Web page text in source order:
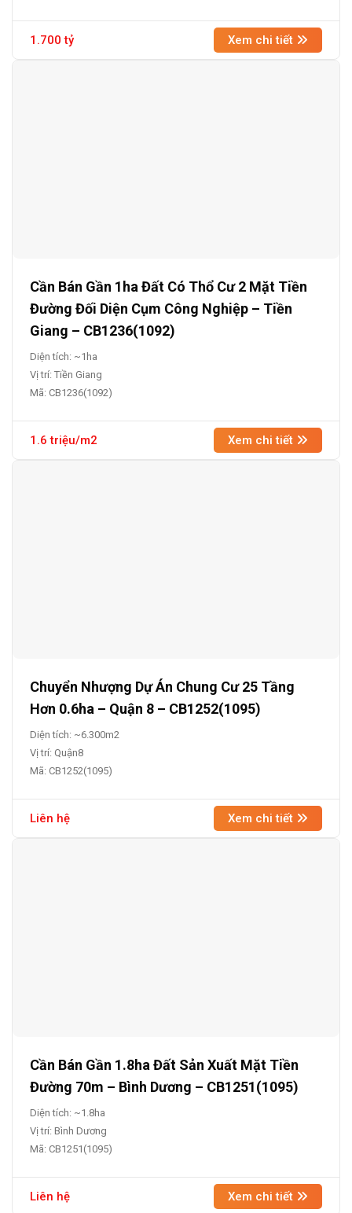
1.700 tỷ Xem chi tiết
Cần Bán Gần 1ha Đất Có Thổ Cư 2 Mặt Tiền
Đường Đối Diện Cụm Công Nghiệp – Tiền
Giang – CB1236(1092)
Diện tích: ~1ha
Vị trí: Tiền Giang
Mã: CB1236(1092)
1.6 triệu/m2 Xem chi tiết
Chuyển Nhượng Dự Án Chung Cư 25 Tầng
Hơn 0.6ha – Quận 8 – CB1252(1095)
Diện tích: ~6.300m2
Vị trí: Quận8
Mã: CB1252(1095)
Liên hệ Xem chi tiết
Cần Bán Gần 1.8ha Đất Sản Xuất Mặt Tiền
Đường 70m – Bình Dương – CB1251(1095)
Diện tích: ~1.8ha
Vị trí: Bình Dương
Mã: CB1251(1095)
Liên hệ Xem chi tiết